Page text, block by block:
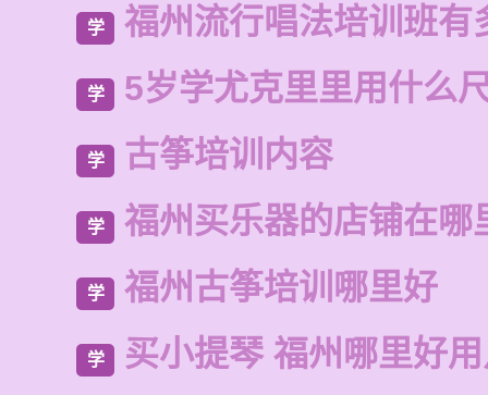
学 福州流行唱法培训班有
学 5岁学尤克里里用什么
学 古筝培训内容
学 福州买乐器的店铺在哪
学 福州古筝培训哪里好
学 买小提琴 福州哪里好